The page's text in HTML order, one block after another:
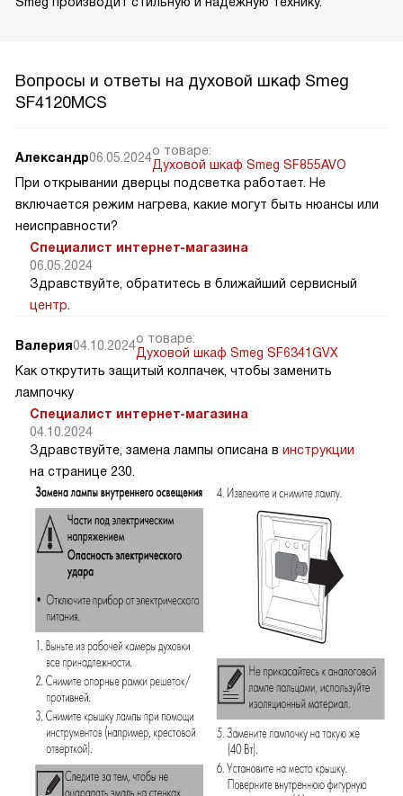
Вопросы и ответы на духовой шкаф Smeg
SF4120MCS
Александр06.05.2024о товаре:
Духовой шкаф Smeg SF855AVO
При открывании дверцы подсветка работает. Не
включается режим нагрева, какие могут быть нюансы или
неисправности?
Специалист интернет-магазина
06.05.2024
Здравствуйте, обратитесь в ближайший сервисный
центр
Валерия04.10.2024о товаре:
Духовой шкаф Smeg SF6341GVX
Как открутить защитый колпачек, чтобы заменить
лампочку
Специалист интернет-магазина
04.10.2024
Здравствуйте, замена лампы описана в инструкции
на странице 230.